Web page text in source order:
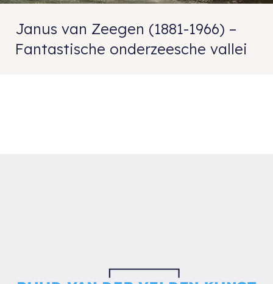
Janus van Zeegen (1881-1966) –
Fantastische onderzeesche vallei